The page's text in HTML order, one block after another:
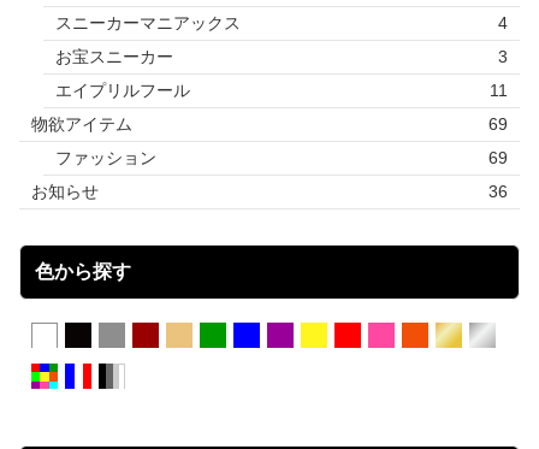
スニーカーマニアックス
4
お宝スニーカー
3
エイプリルフール
11
物欲アイテム
69
ファッション
69
お知らせ
36
色から探す